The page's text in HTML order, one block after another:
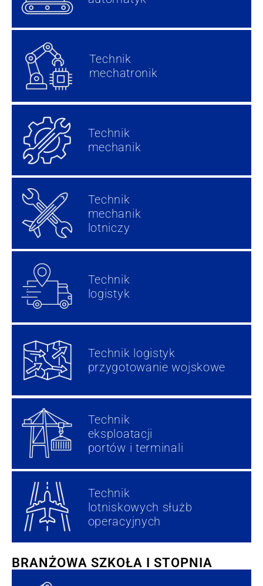
Technik
mechatronik​
Technik
mechanik
Technik
mechanik
lotniczy
Technik
logistyk
Technik logistyk
przygotowanie wojskowe
Technik
eksploatacji
portów i terminali
Technik
lotniskowych służb
operacyjnych
BRANŻOWA SZKOŁA I STOPNIA